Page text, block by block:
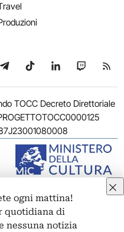
su WhatsApp
Seguici su Telegram
Seguici su TikTok
Seguici su
Seguici
TOCC Decreto Direttoriale
Vittorio Emanuele II, 287 –
dei dati personali
ogni mattina!
quotidiana di
nessuna notizia